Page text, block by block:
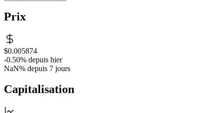
Prix
$0.005874
-0.50% depuis hier
NaN% depuis 7 jours
Capitalisation